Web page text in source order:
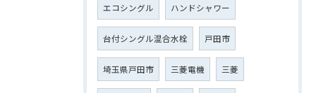
エコシングル ハンドシャワー
台付シングル混合水栓 戸田市
埼玉県戸田市 三菱電機 三菱